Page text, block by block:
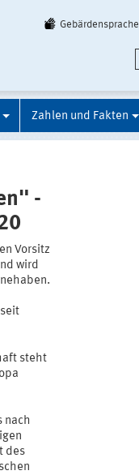
Gebärdensprache
Zahlen und Fakten
-
Vorsitz
wird
steht
nach
des